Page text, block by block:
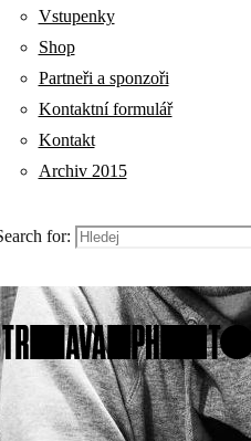
Vstupenky
Shop
Partneři a sponzoři
Kontaktní formulář
Kontakt
Archiv 2015
for: